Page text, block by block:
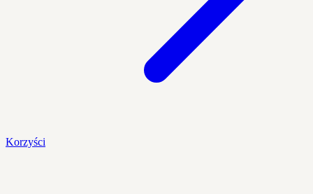
Korzyści